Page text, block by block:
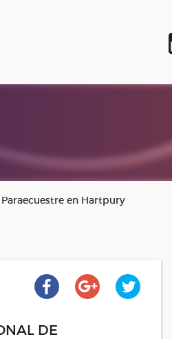
en Hartpury
DE